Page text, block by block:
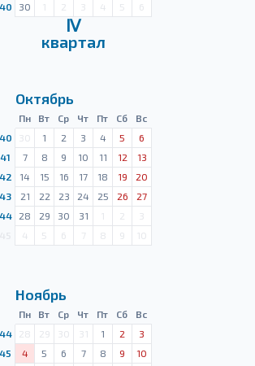
40
30 1 2 3 4 5 6
Ⅳ
квартал
Октябрь
Пн Вт Ср Чт Пт Сб
Вс
40
30 1 2 3 4 5
6
41
7 8 9 10 11 12
13
42
14 15 16 17 18 19
20
43
21 22 23 24 25 26
27
44
28 29 30 31 1 2
3
4 5 6 7 8 9 10
Ноябрь
Пн Вт Ср Чт Пт Сб
Вс
44
28 29 30 31 1 2
3
45
4 5 6 7 8 9
10